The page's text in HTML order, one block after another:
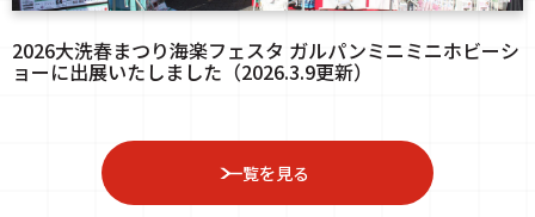
2026大洗春まつり海楽フェスタ ガルパンミニミニホビーシ
ョーに出展いたしました（2026.3.9更新）
一覧を見る